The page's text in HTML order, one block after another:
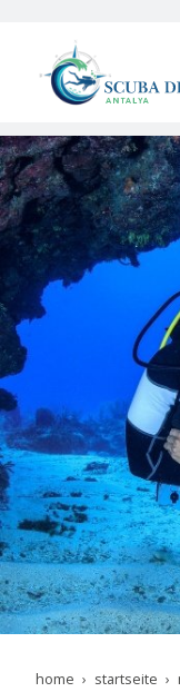
home startseite